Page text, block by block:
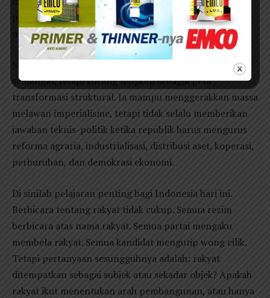
patronase, eksploitasi, dan ketimpangan kecil yang
mereproduksi ketidakadilan?
Marhaenisme sangat kuat sebagai ideologi pembakar
semangat, tetapi kurang lengkap sebagai peta
transformasi struktural. Ia mampu menggerakkan massa
melawan imperialisme, tetapi tidak selalu memberikan
jawaban teknis-politik ketika republik harus mengurus
reforma agraria, industrialisasi, distribusi aset, koperasi,
perburuhan, dan demokrasi ekonomi.
Di sinilah pelajaran penting bagi Indonesia hari ini.
Berbicara tentang rakyat tidak cukup. Semua rezim
berbicara atas nama rakyat. Semua partai mengaku
membela rakyat. Semua kandidat mengutip wong cilik.
Tetapi pertanyaan sesungguhnya adalah: rakyat
ditempatkan sebagai subjek atau sekadar objek? Apakah
rakyat ikut menentukan arah pembangunan, atau hanya